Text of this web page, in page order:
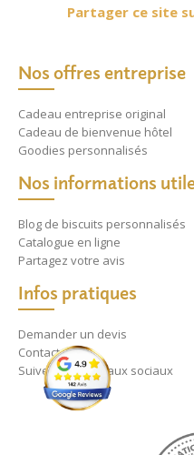
Partager ce site
Nos offres entreprise
Cadeau entreprise original
Cadeau de bienvenue hôtel
Goodies personnalisés
Nos informations
Blog de biscuits personnalisés
Catalogue en ligne
Partagez votre avis
Infos pratiques
Demander un devis
Contact
Suivez nos réseaux sociaux